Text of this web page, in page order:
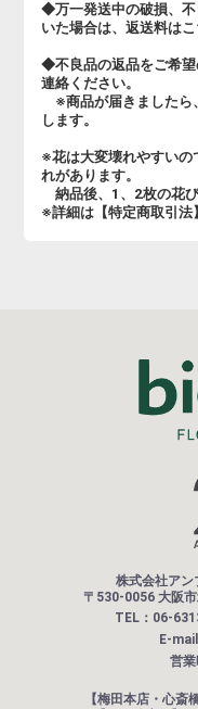
◆万一発送中の破損、不
いた場合は、返送料は
◆不良品の返品をご希
連絡ください。
※商品が届きましたら
します。
※花は大変壊れやすいの
れがあります。
納品後、1、2枚の花び
※詳細は【特定商取引法
株式会社アン
〒530-0056 大阪
TEL：06-
E-
営
【梅田本店・心斎